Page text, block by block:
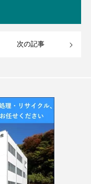
次の記事